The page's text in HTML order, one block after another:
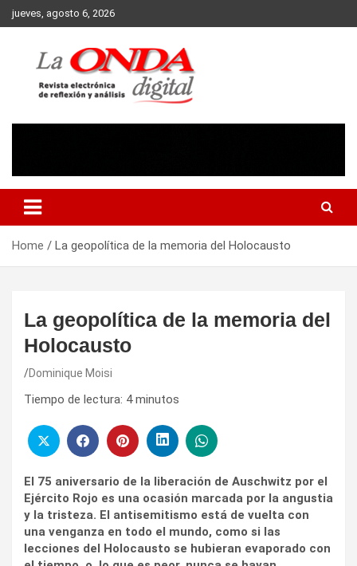
Skip
to
jueves, agosto 6, 2026
Home La geopolítica de la memoria del Holocausto
La geopolítica de la memoria del
Holocausto
Dominique Moisi
Tiempo de lectura: 4 minutos
El 75 aniversario de la liberación de Auschwitz por el
Ejército Rojo es una ocasión marcada por la angustia
y la tristeza. El antisemitismo está de vuelta con
una venganza en todo el mundo, como si las
lecciones del Holocausto se hubieran evaporado con